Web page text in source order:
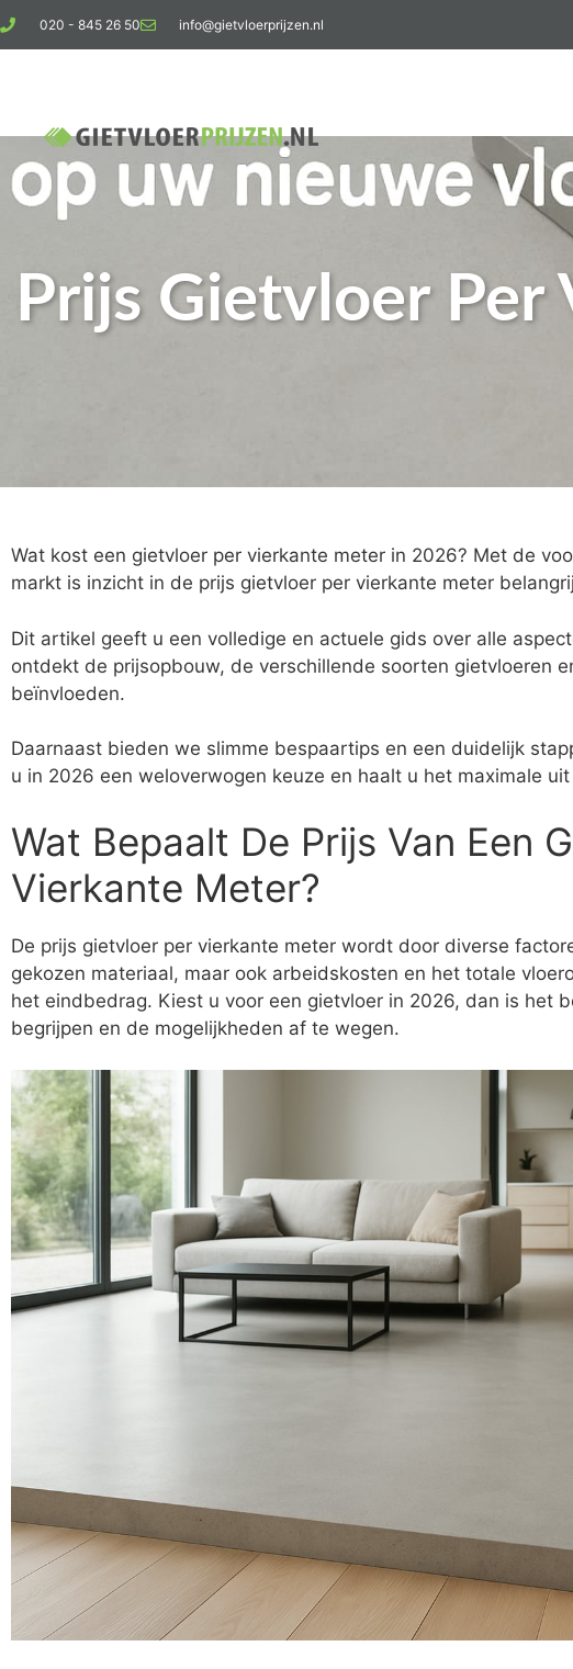
020 - 845 26 50 info@gietvloerprijzen.nl
Prijs Gietvloer
Wat kost een gietvloer per vierkante meter in 2026? Met de
markt is inzicht in de prijs gietvloer per vierkante meter
Dit artikel geeft u een volledige en actuele gids over alle
ontdekt de prijsopbouw, de verschillende soorten gietvloeren
beïnvloeden.
Daarnaast bieden we slimme bespaartips en een duidelijk
u in 2026 een weloverwogen keuze en haalt u het maximale
Wat Bepaalt De Prijs Van Een
Vierkante Meter?
De prijs gietvloer per vierkante meter wordt door diverse
gekozen materiaal, maar ook arbeidskosten en het totale
het eindbedrag. Kiest u voor een gietvloer in 2026, dan is het
begrijpen en de mogelijkheden af te wegen.